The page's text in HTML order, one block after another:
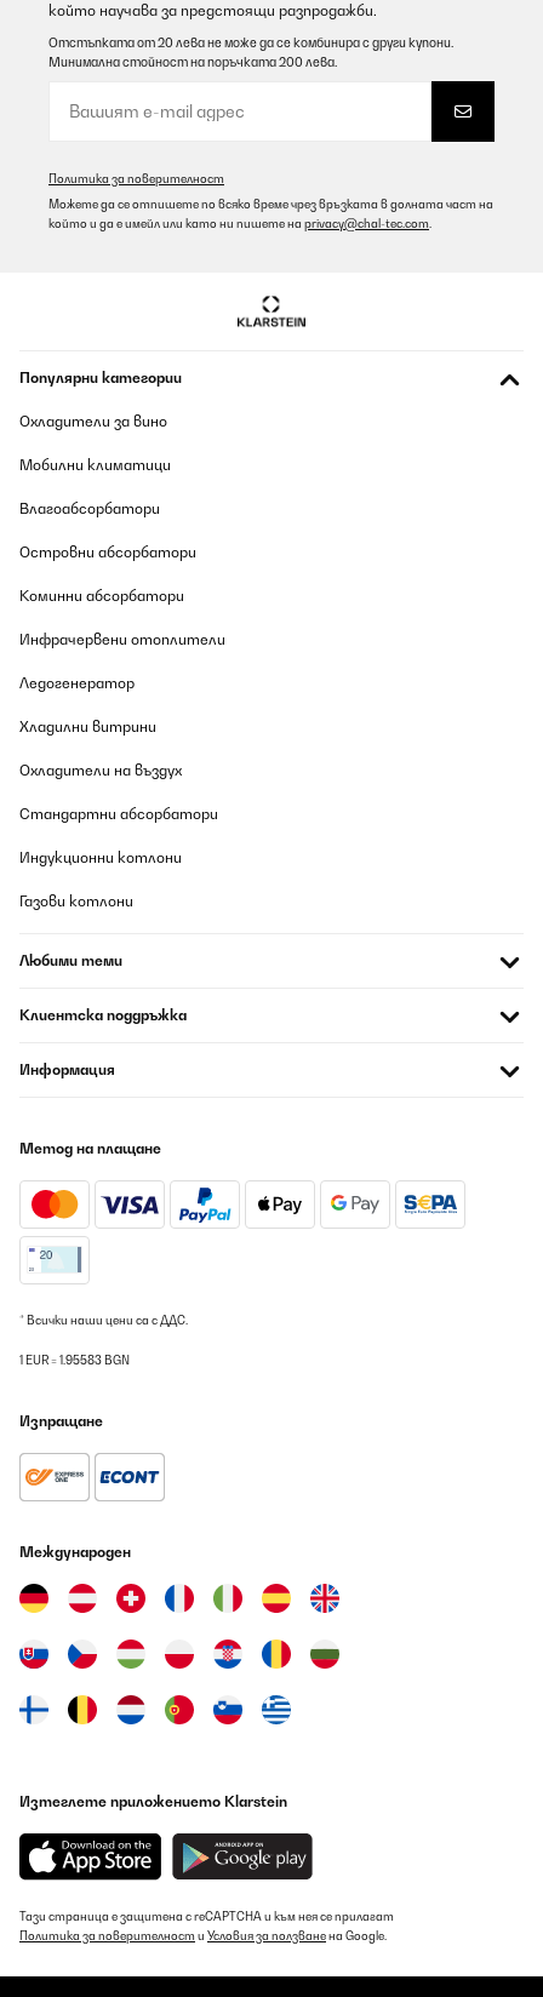
който научава за предстоящи разпродажби.
Отстъпката от 20 лева не може да се комбинира с други купони.
Минимална стойност на поръчката 200 лева.
Политика за поверителност
Можете да се отпишете по всяко време чрез връзката в долната част на
който и да е имейл или като ни пишете на privacy@chal-tec.com
Популярни категории
Охладители за вино
Мобилни климатици
Влагоабсорбатори
Островни абсорбатори
Коминни абсорбатори
Инфрачервени отоплители
Ледогенератор
Хладилни витрини
Охладители на въздух
Стандартни абсорбатори
Индукционни котлони
Газови котлони
Любими теми
Клиентска поддръжка
Информация
Метод на плащане
* Всички наши цени са с ДДС.
1 EUR = 1.95583 BGN
Изпращане
Международен
Изтеглете приложението Klarstein
Тази страница е защитена с reCAPTCHA и към нея се прилагат
Политика за поверителност и Условия за ползванена Google.